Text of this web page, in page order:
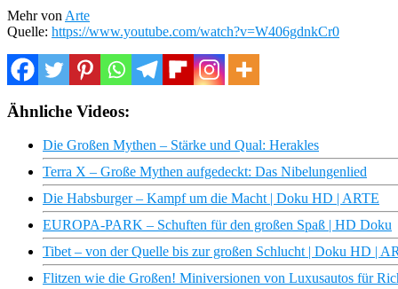
Mehr von Arte
Quelle: https://www.youtube.com/watch?v=W406gdnkCr0
Ähnliche Videos:
Die Großen Mythen – Stärke und Qual: Herakles
Terra X – Große Mythen aufgedeckt: Das Nibelungenlied
Die Habsburger – Kampf um die Macht | Doku HD | ARTE
EUROPA-PARK – Schuften für den großen Spaß | HD Doku
Tibet – von der Quelle bis zur großen Schlucht | Doku HD |
Flitzen wie die Großen! Miniversionen von Luxusautos für